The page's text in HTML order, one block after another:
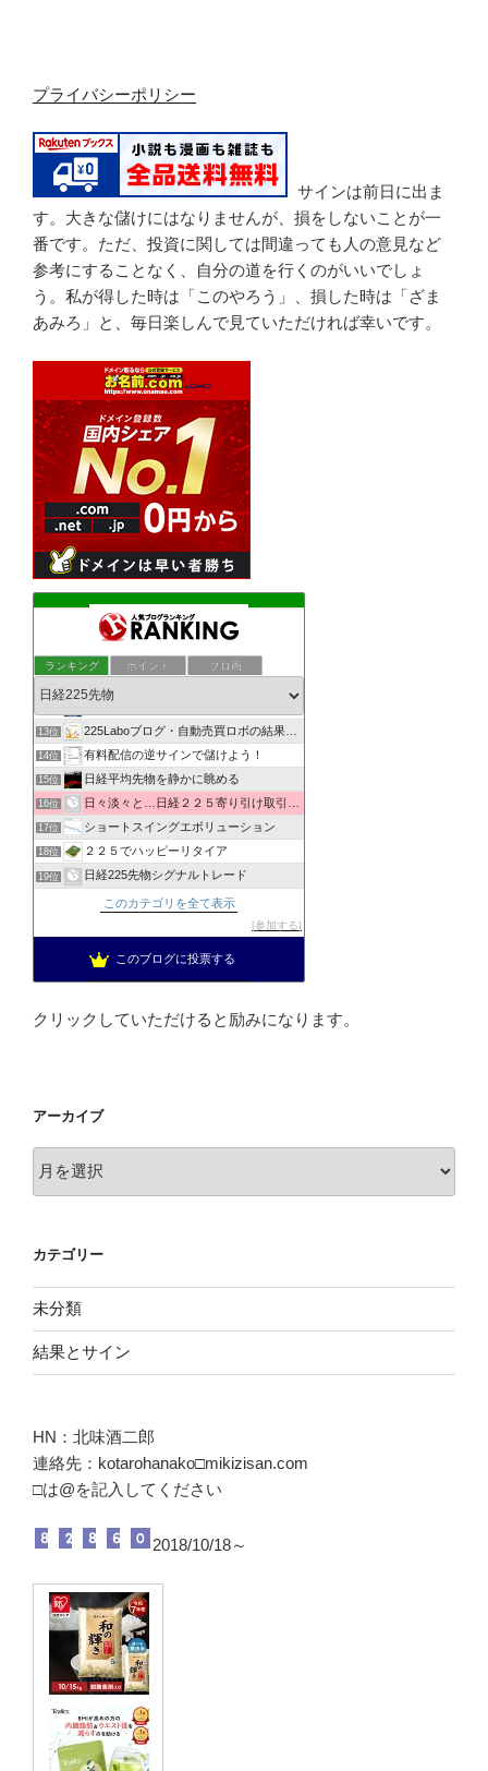
ン
プライバシーポリシー
サインは前日に出ま
す。大きな儲けにはなりませんが、損をしないことが一
番です。ただ、投資に関しては間違っても人の意見など
参考にすることなく、自分の道を行くのがいいでしょ
う。私が得した時は「このやろう」、損した時は「ざま
あみろ」と、毎日楽しんで見ていただければ幸いです。
ランキング ポイント ブロ画
日経225先物・日中寄り引けシステムトレード研究所
10位 ぶつぶつ--河内屋の相場独り言--ぶつぶつ
13位 225Laboブログ・自動売買ロボの結果を発信
14位 有料配信の逆サインで儲けよう！
15位 日経平均先物を静かに眺める
16位 日々淡々と…日経２２５寄り引け取引の記録
17位 ショートスイングエボリューション
18位 ２２５でハッピーリタイア
19位 日経225先物シグナルトレード
日経２２５先物システムトレード寄り引けブログ
投資を楽しむブログ
このカテゴリを全て表示
参加する
このブログに投票する
クリックしていただけると励みになります。
アーカイブ
ア
ブ
カテゴリー
未分類
結果とサイン
HN：北味酒二郎
連絡先：kotarohanako□mikizisan.com
□は@を記入してください
2018/10/18～